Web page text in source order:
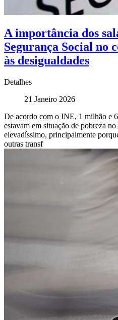
A importância dos
Segurança Social no
às desigualdades
Detalhes
21 Janeiro 2026
De acordo com o INE, 1 milhão e
estavam em situação de pobreza
elevadíssimo, principalmente
outras transf